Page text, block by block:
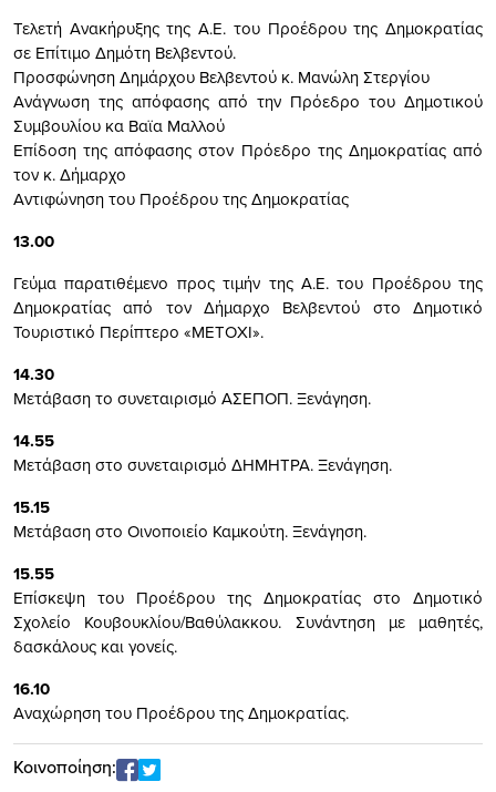
Τελετή Ανακήρυξης της Α.Ε. του Προέδρου της Δημοκρατίας
σε Επίτιμο Δημότη Βελβεντού.
Προσφώνηση Δημάρχου Βελβεντού κ. Μανώλη Στεργίου
Ανάγνωση της απόφασης από την Πρόεδρο του Δημοτικού
Συμβουλίου κα Βαϊα Μαλλού
Επίδοση της απόφασης στον Πρόεδρο της Δημοκρατίας από
τον κ. Δήμαρχο
Αντιφώνηση του Προέδρου της Δημοκρατίας
13.00
Γεύμα παρατιθέμενο προς τιμήν της Α.Ε. του Προέδρου της
Δημοκρατίας από τον Δήμαρχο Βελβεντού στο Δημοτικό
Τουριστικό Περίπτερο «ΜΕΤΟΧΙ».
14.30
Μετάβαση το συνεταιρισμό ΑΣΕΠΟΠ. Ξενάγηση.
14.55
Μετάβαση στο συνεταιρισμό ΔΗΜΗΤΡΑ. Ξενάγηση.
15.15
Μετάβαση στο Οινοποιείο Καμκούτη. Ξενάγηση.
15.55
Επίσκεψη του Προέδρου της Δημοκρατίας στο Δημοτικό
Σχολείο Κουβουκλίου/Βαθύλακκου. Συνάντηση με μαθητές,
δασκάλους και γονείς.
16.10
Αναχώρηση του Προέδρου της Δημοκρατίας.
Κοινοποίηση: